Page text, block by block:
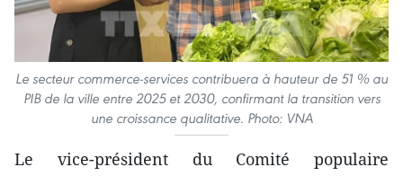
Le secteur commerce-services contribuera à hauteur de 51 % au
PIB de la ville entre 2025 et 2030, confirmant la transition vers
une croissance qualitative. Photo: VNA
Le vice-président du Comité populaire